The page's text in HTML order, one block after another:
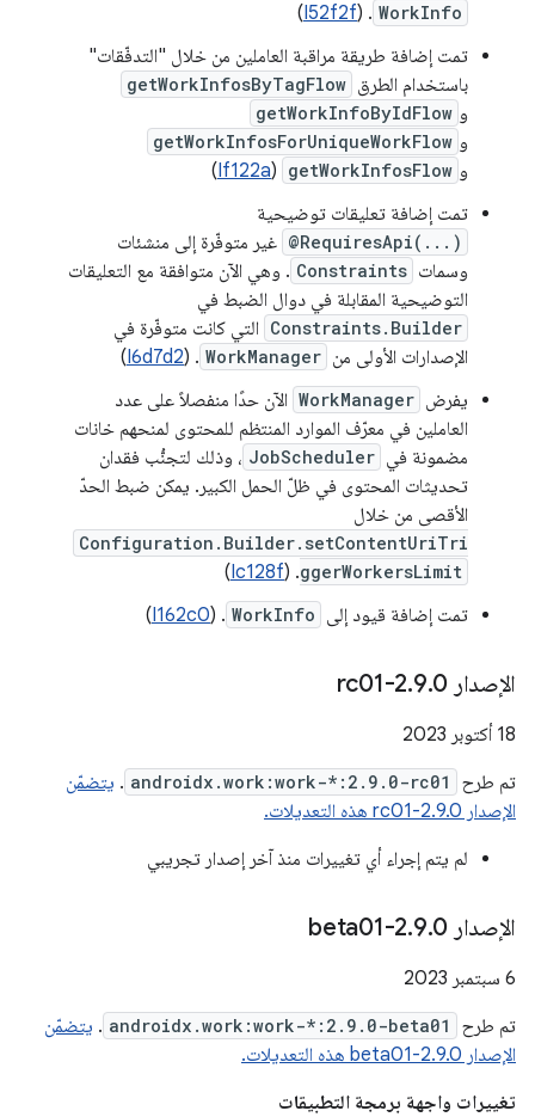
WorkInfo
. (
I52f2f
)
تمت إضافة طريقة مراقبة العاملين من خلال "التدفّقات"
باستخدام الطرق getWorkInfosByTagFlow
و getWorkInfoByIdFlow
و getWorkInfosForUniqueWorkFlow
و getWorkInfosFlow
(
If122a
)
تمت إضافة تعليقات توضيحية
@RequiresApi(...) غير متوفّرة إلى منشئات
وسمات Constraints . وهي الآن متوافقة مع التعليقات
التوضيحية المقابلة في دوال الضبط في
Constraints.Builder التي كانت متوفّرة في
الإصدارات الأولى من WorkManager
. (
I6d7d2
)
يفرض WorkManager الآن حدًا منفصلاً على عدد
العاملين في معرّف الموارد المنتظم للمحتوى لمنحهم خانات
مضمونة في JobScheduler ، وذلك لتجنُّب فقدان
تحديثات المحتوى في ظلّ الحمل الكبير. يمكن ضبط الحدّ
الأقصى من خلال
Configuration.Builder.setContentUriTri
ggerWorkersLimit
. (
Ic128f
)
تمت إضافة قيود إلى WorkInfo
. (
I162c0
)
الإصدار 2 .9.0-rc01
‫18 أكتوبر 2023
تم طرح
androidx.work:work-*:2.9.0-rc01
. يتضمّن
الإصدار 2.9.0-rc01 هذه التعديلات.
لم يتم إجراء أي تغييرات منذ آخر إصدار تجريبي
الإصدار 2 .9.0-beta01
‫6 سبتمبر 2023
تم طرح
androidx.work:work-*:2.9.0-beta01
. يتضمّن
الإصدار 2.9.0-beta01 هذه التعديلات.
تغييرات واجهة برمجة التطبيقات